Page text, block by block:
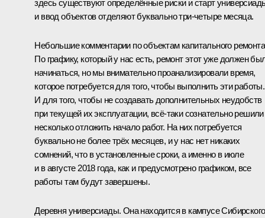
здесь существуют определённые риски и старт
и ввод объектов отделяют буквально три-четыре месяца.
Небольшие комментарии по объектам капитального
По графику, который у нас есть, ремонт этот уже должен
начинаться, но мы внимательно проанализировали время,
которое потребуется для того, чтобы выполнить эти работы.
И для того, чтобы не создавать дополнительных неудобств
при текущей их эксплуатации, всё-таки сознательно решили
несколько отложить начало работ. На них потребуется
буквально не более трёх месяцев, и у нас нет никаких
сомнений, что в установленные сроки, а именно в июле
и в августе 2018 года, как и предусмотрено графиком, все
работы там будут завершены.
Деревня универсиады. Она находится в кампусе Сибирского